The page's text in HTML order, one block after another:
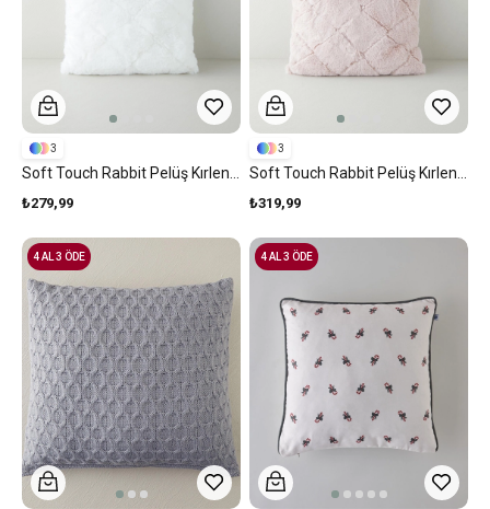
₺279,99
3
₺319,99
3
4 AL 3 ÖDE 4 AL 3 ÖDE